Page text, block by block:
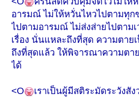
อารมณ์ ไม่ให้หวั่นไหวไปตามทุก
ไปตามอารมณ์ ไม่ส่งส่ายไปตาม
เรื่อง นั่นแหละถึงที่สุด ความตาย
ถึงที่สุดแล้ว ให้พิจารณาความตา
ได้
<O เราเป็นผู้มีสติระมัดระวังสัง